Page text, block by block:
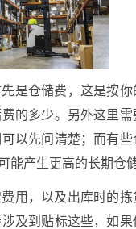
是仓储费，这是按
的多少。另外这里
以先问清楚；而有
能产生更高的长期仓储
用，以及出库时的
及到贴标这些，如